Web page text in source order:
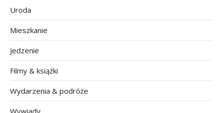
Uroda
Mieszkanie
Jedzenie
Filmy & książki
Wydarzenia & podróże
Wywiady